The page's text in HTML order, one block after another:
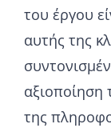
του έργου
αυτής της
αξιοποίηση
της